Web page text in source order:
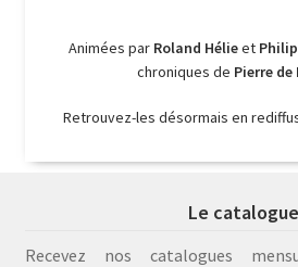
Animées par Roland Hélieet
chroniques de Pierre
Retrouvez-les désormais en
Le catalogue
Recevez nos catalogues